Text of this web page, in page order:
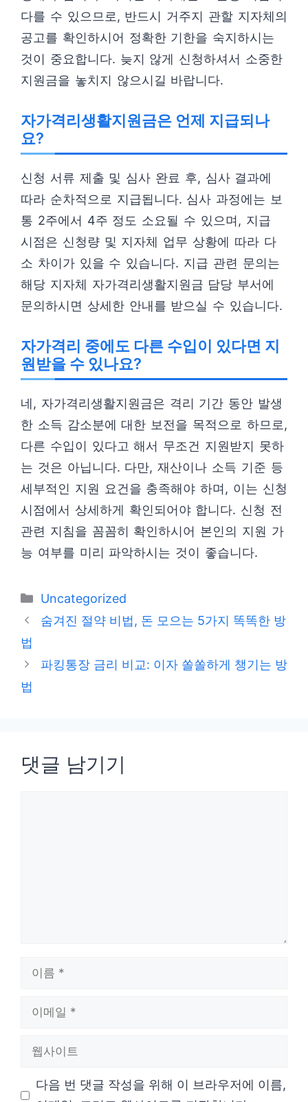
다를 수 있으므로, 반드시 거주지 관할 지자체의
공고를 확인하시어 정확한 기한을 숙지하시는
것이 중요합니다. 늦지 않게 신청하셔서 소중한
지원금을 놓치지 않으시길 바랍니다.
자가격리생활지원금은 언제 지급되나
요?
신청 서류 제출 및 심사 완료 후, 심사 결과에
따라 순차적으로 지급됩니다. 심사 과정에는 보
통 2주에서 4주 정도 소요될 수 있으며, 지급
시점은 신청량 및 지자체 업무 상황에 따라 다
소 차이가 있을 수 있습니다. 지급 관련 문의는
해당 지자체 자가격리생활지원금 담당 부서에
문의하시면 상세한 안내를 받으실 수 있습니다.
자가격리 중에도 다른 수입이 있다면 지
원받을 수 있나요?
네, 자가격리생활지원금은 격리 기간 동안 발생
한 소득 감소분에 대한 보전을 목적으로 하므로,
다른 수입이 있다고 해서 무조건 지원받지 못하
는 것은 아닙니다. 다만, 재산이나 소득 기준 등
세부적인 지원 요건을 충족해야 하며, 이는 신청
시점에서 상세하게 확인되어야 합니다. 신청 전
관련 지침을 꼼꼼히 확인하시어 본인의 지원 가
능 여부를 미리 파악하시는 것이 좋습니다.
카
테
Uncategorized
숨겨진 절약 비법, 돈 모으는 5가지 똑똑한 방
법
파킹통장 금리 비교: 이자 쏠쏠하게 챙기는 방
법
댓글 남기기
다음 번 댓글 작성을 위해 이 브라우저에 이름,